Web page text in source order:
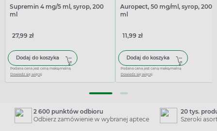
Supremin 4 mg/5 ml, syrop, 200
ml
27,99 zł
Dodaj do koszyka
Podana cena jest ceną maksymalną
Dowiedz się więcej
Auropect, 50 mg/ml, syrop, 200
ml
11,99 zł
Dodaj do koszyka
Podana cena jest ceną maksymalną
Dowiedz się więcej
2 600 punktów odbioru
Odbierz zamówienie w wybranej aptece
20 tys.
Szeroki